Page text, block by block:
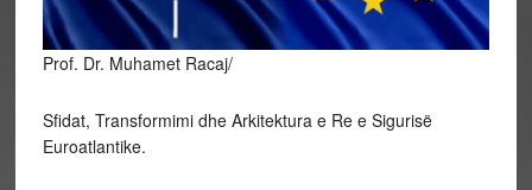
Prof. Dr. Muhamet Racaj/
Sfidat, Transformimi dhe Arkitektura e Re e Sigurisë
Euroatlantike.